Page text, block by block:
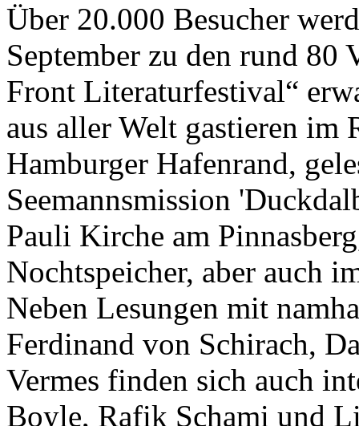
Über 20.000 Besucher
September zu den rund 80
Front Literaturfestival“
aus aller Welt gastieren im
Hamburger Hafenrand,
Seemannsmission
Pauli Kirche am
Nochtspeicher, aber auch
Neben Lesungen mit
Ferdinand von Schirach,
Vermes finden sich auch
Boyle, Rafik Schami und